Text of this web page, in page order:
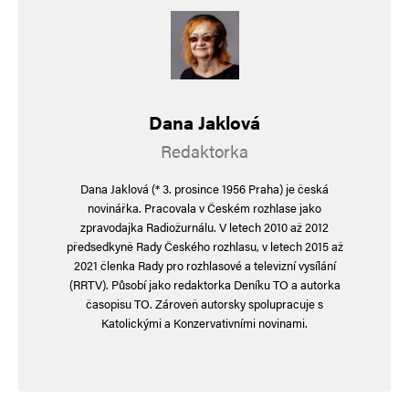
Poetik
Co to žvaníš za nesmysly?
Omámil Tě Cimbál čísly?
Západ prý chce tak moc válčit,
že Rus šel s Ukrajinci z lásky tančit.
Jsi vypatlaný idiot?
Že je to tu na kokot?
Prý povolen jen jeden názor,
Dana Jaklová
Redaktorka
Dana Jaklová (* 3. prosince 1956 Praha) je česká
novinářka. Pracovala v Českém rozhlase jako
zpravodajka Radiožurnálu. V letech 2010 až 2012
předsedkyně Rady Českého rozhlasu, v letech 2015 až
2021 členka Rady pro rozhlasové a televizní vysílání
(RRTV). Působí jako redaktorka Deníku TO a autorka
časopisu TO. Zároveň autorsky spolupracuje s
Katolickými a Konzervativními novinami.